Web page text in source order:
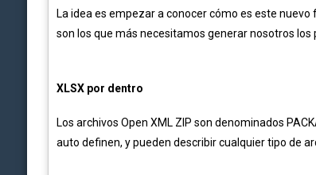
La idea es empezar a conocer cómo es este
son los que más necesitamos generar nosotros
XLSX por dentro
Los archivos Open XML ZIP son denominados
auto definen, y pueden describir cualquier tipo de